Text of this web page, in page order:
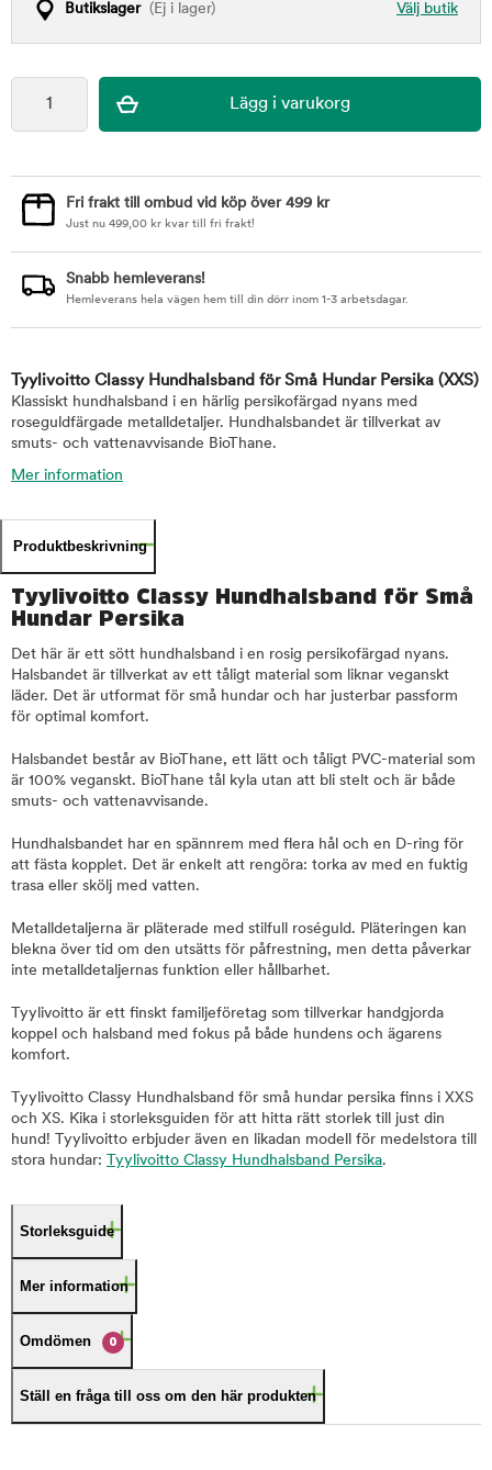
Välj butik
Butikslager(Ej i lager)
Fri frakt till ombud vid köp över 499 kr
Just nu 499,00 kr kvar till fri frakt!
Snabb hemleverans!
Hemleverans hela vägen hem till din dörr inom 1-3 arbetsdagar.
Tyylivoitto Classy Hundhalsband för Små Hundar Persika (XXS)
Klassiskt hundhalsband i en härlig persikofärgad nyans med
roseguldfärgade metalldetaljer. Hundhalsbandet är tillverkat av
smuts- och vattenavvisande BioThane.
Mer information
Produktbeskrivning
Tyylivoitto Classy Hundhalsband för Små
Hundar Persika
Det här är ett sött hundhalsband i en rosig persikofärgad nyans.
Halsbandet är tillverkat av ett tåligt material som liknar veganskt
läder. Det är utformat för små hundar och har justerbar passform
för optimal komfort.
Halsbandet består av BioThane, ett lätt och tåligt PVC-material som
är 100% veganskt. BioThane tål kyla utan att bli stelt och är både
smuts- och vattenavvisande.
Hundhalsbandet har en spännrem med flera hål och en D-ring för
att fästa kopplet. Det är enkelt att rengöra: torka av med en fuktig
trasa eller skölj med vatten.
Metalldetaljerna är pläterade med stilfull roséguld. Pläteringen kan
blekna över tid om den utsätts för påfrestning, men detta påverkar
inte metalldetaljernas funktion eller hållbarhet.
Tyylivoitto är ett finskt familjeföretag som tillverkar handgjorda
koppel och halsband med fokus på både hundens och ägarens
komfort.
Tyylivoitto Classy Hundhalsband för små hundar persika finns i XXS
och XS. Kika i storleksguiden för att hitta rätt storlek till just din
hund! Tyylivoitto erbjuder även en likadan modell för medelstora till
stora hundar: Tyylivoitto Classy Hundhalsband Persika.
Storleksguide
Mer information
Omdömen 0
Ställ en fråga till oss om den här produkten